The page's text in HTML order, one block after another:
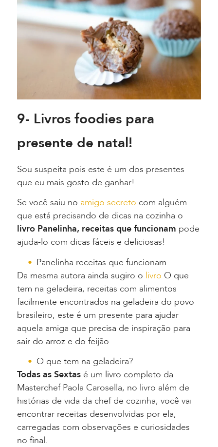
9- Livros foodies para
presente de natal!
Sou suspeita pois este é um dos presentes
que eu mais gosto de ganhar!
Se você saiu no amigo secreto com alguém
que está precisando de dicas na cozinha o
livro Panelinha, receitas que funcionam pode
ajuda-lo com dicas fáceis e deliciosas!
Panelinha receitas que funcionam
Da mesma autora ainda sugiro o livro O que
tem na geladeira, receitas com alimentos
facilmente encontrados na geladeira do povo
brasileiro, este é um presente para ajudar
aquela amiga que precisa de inspiração para
sair do arroz e do feijão
O que tem na geladeira?
Todas as Sextas é um livro completo da
Masterchef Paola Carosella, no livro além de
histórias de vida da chef de cozinha, você vai
encontrar receitas desenvolvidas por ela,
carregadas com observações e curiosidades
no final.